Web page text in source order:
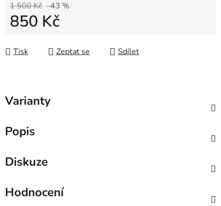
1 500 Kč –43 %
850 Kč
Tisk
Zeptat se Sdílet
Varianty
Popis
Diskuze
Hodnocení